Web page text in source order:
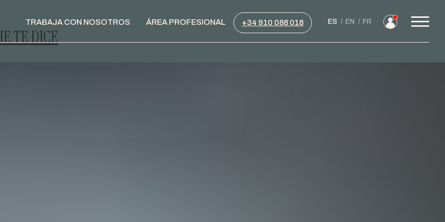
TRABAJA CON NOSOTROS ÁREA PROFESIONAL +34 910 088 018 ES EN FR
Menú
TE DICE